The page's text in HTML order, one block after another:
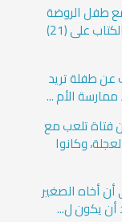
طفل الروضة
في عالم الخيال الذي يحبه، فقد احتوى الكتاب على (21)
عن طفلة تريد
ممارسة الأم ...
فتاة تلعب مع
وكانوا
أخاه الصغير
أن يكون ل...